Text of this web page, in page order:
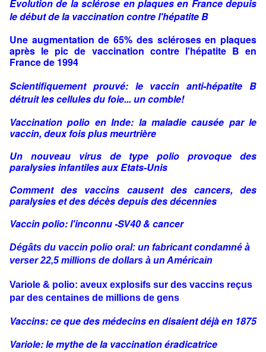
Evolution de la sclérose en plaques en France depuis
le début de la vaccination contre l'hépatite B
Une augmentation de 65% des scléroses en plaques
après le pic de vaccination contre l'hépatite B en
France de 1994
Scientifiquement prouvé: le vaccin anti-hépatite B
détruit les cellules du foie... un comble!
Vaccination polio en Inde: la maladie causée par le
vaccin, deux fois plus meurtrière
Un nouveau virus de type polio provoque des
paralysies infantiles aux Etats-Unis
Comment des vaccins causent des cancers, des
paralysies et des décès depuis des décennies
Vaccin polio: l'inconnu -SV40 & cancer
Dégâts du vaccin polio oral: un fabricant condamné à
verser 22,5 millions de dollars à un Américain
Variole & polio: aveux explosifs sur des vaccins reçus
par des centaines de millions de gens
Vaccins: ce que des médecins en disaient déjà en 1875
Variole: le mythe de la vaccination éradicatrice